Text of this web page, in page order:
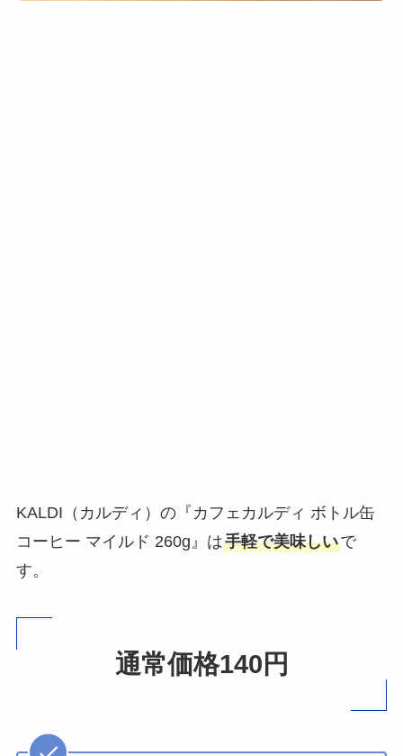
KALDI（カルディ）の『カフェカルディ ボトル缶
コーヒー マイルド 260g』は手軽で美味しいで
す。
通常価格140円